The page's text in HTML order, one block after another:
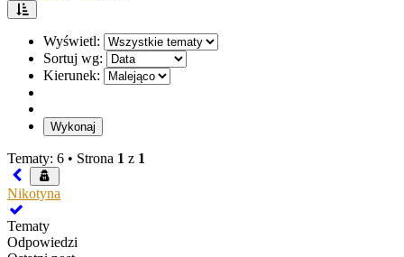
Wyświetl:
Sortuj wg:
Kierunek:
Tematy: 6 • Strona 1 z 1
Nikotyna
Tematy
Odpowiedzi